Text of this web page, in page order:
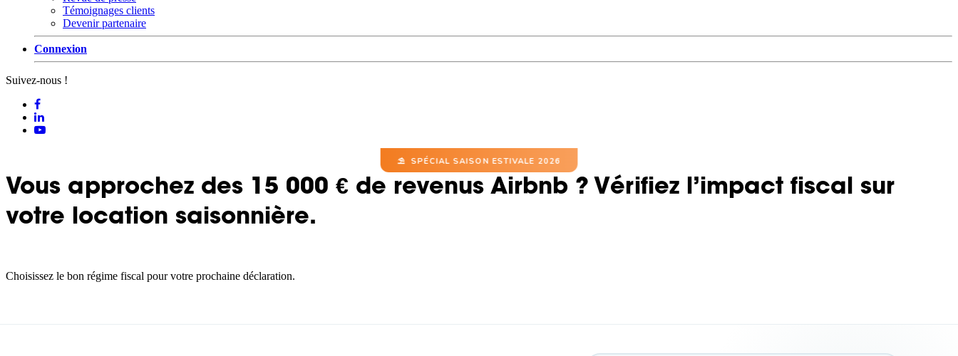
Témoignages clients
Devenir partenaire
Connexion
Suivez-nous !
⛱ SPÉCIAL SAISON ESTIVALE 2026
Vous approchez des 15 000 € de revenus Airbnb ? Vérifiez l’impact fiscal sur
votre location saisonnière.
Choisissez le bon régime fiscal pour votre prochaine déclaration.